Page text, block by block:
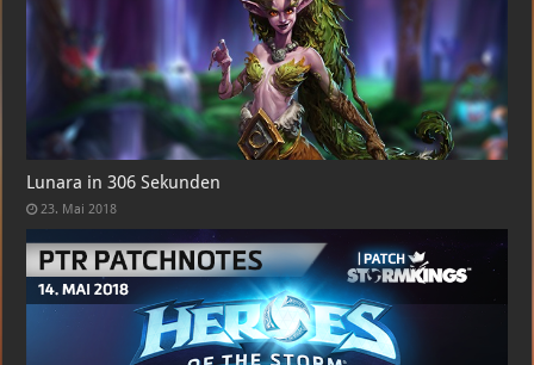
Lunara in 306 Sekunden
23. Mai 2018